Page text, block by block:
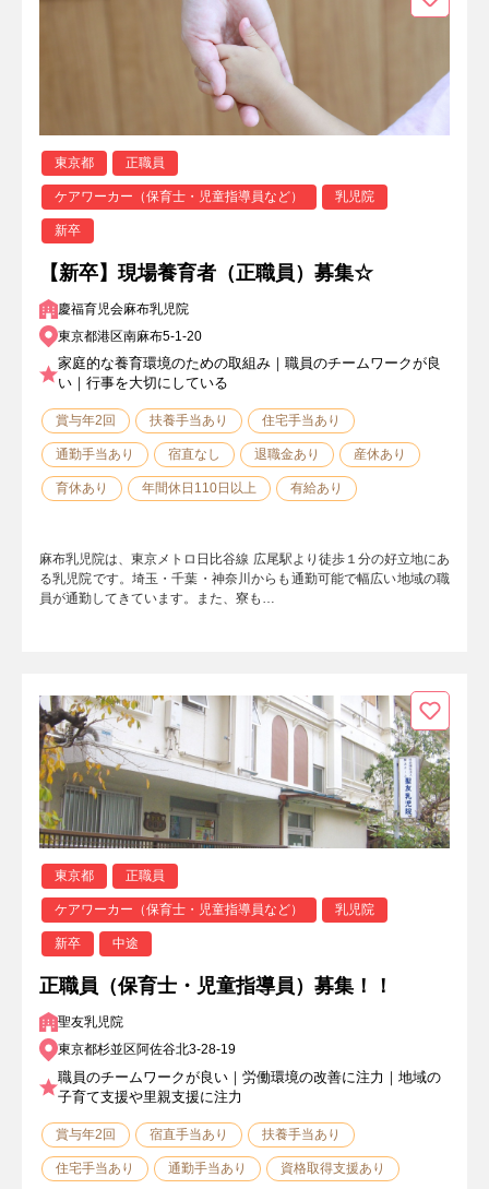
東京都 正職員
ケアワーカー（保育士・児童指導員など） 乳児院
新卒
【新卒】現場養育者（正職員）募集☆
慶福育児会麻布乳児院
東京都港区南麻布5-1-20
家庭的な養育環境のための取組み｜職員のチームワークが良
い｜行事を大切にしている
賞与年2回 扶養手当あり 住宅手当あり
通勤手当あり 宿直なし 退職金あり 産休あり
育休あり 年間休日110日以上 有給あり
麻布乳児院は、東京メトロ日比谷線 広尾駅より徒歩１分の好立地にあ
る乳児院です。埼玉・千葉・神奈川からも通勤可能で幅広い地域の職
員が通勤してきています。また、寮も…
東京都 正職員
ケアワーカー（保育士・児童指導員など） 乳児院
新卒 中途
正職員（保育士・児童指導員）募集！！
聖友乳児院
東京都杉並区阿佐谷北3-28-19
職員のチームワークが良い｜労働環境の改善に注力｜地域の
子育て支援や里親支援に注力
賞与年2回 宿直手当あり 扶養手当あり
住宅手当あり 通勤手当あり 資格取得支援あり